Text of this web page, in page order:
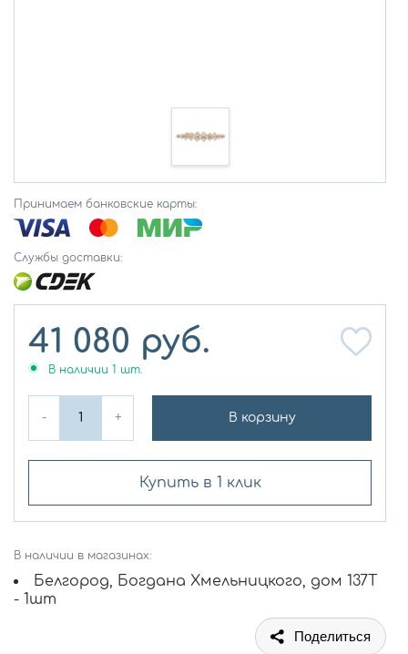
Принимаем банковские карты:
Службы доставки:
41 080 руб.
В наличии 1 шт.
- + В корзину
Купить в 1 клик
В наличии в магазинах:
Белгород, Богдана Хмельницкого, дом 137Т
- 1шт
Поделиться